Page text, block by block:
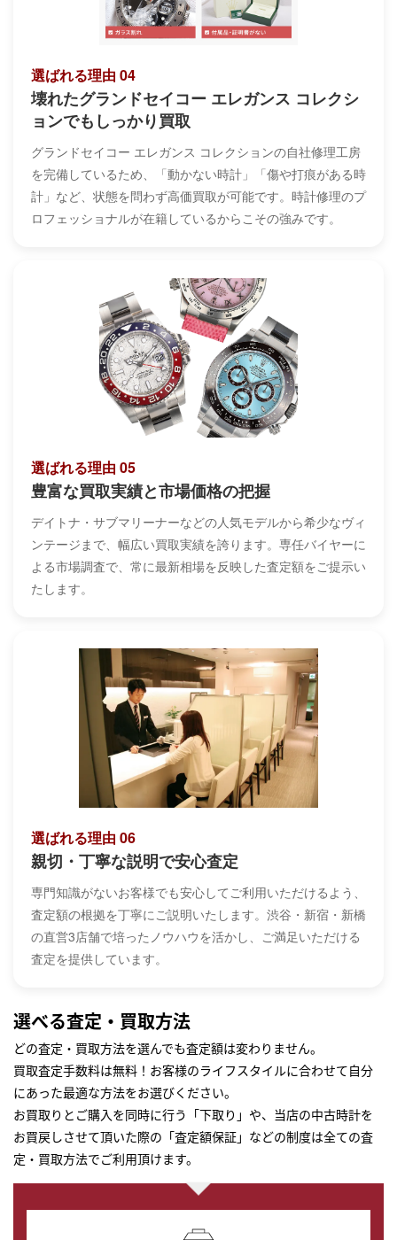
選ばれる理由 04
壊れたグランドセイコー エレガンス コレクシ
ョンでもしっかり買取
グランドセイコー エレガンス コレクションの自社修理工房
を完備しているため、「動かない時計」「傷や打痕がある時
計」など、状態を問わず高価買取が可能です。時計修理のプ
ロフェッショナルが在籍しているからこその強みです。
選ばれる理由 05
豊富な買取実績と市場価格の把握
デイトナ・サブマリーナーなどの人気モデルから希少なヴィ
ンテージまで、幅広い買取実績を誇ります。専任バイヤーに
よる市場調査で、常に最新相場を反映した査定額をご提示い
たします。
選ばれる理由 06
親切・丁寧な説明で安心査定
専門知識がないお客様でも安心してご利用いただけるよう、
査定額の根拠を丁寧にご説明いたします。渋谷・新宿・新橋
の直営3店舗で培ったノウハウを活かし、ご満足いただける
査定を提供しています。
選べる査定・買取方法
どの査定・買取方法を選んでも査定額は変わりません。
買取査定手数料は無料！お客様のライフスタイルに合わせて自分
にあった最適な方法をお選びください。
お買取りとご購入を同時に行う「下取り」や、当店の中古時計を
お買戻しさせて頂いた際の「査定額保証」などの制度は全ての査
定・買取方法でご利用頂けます。